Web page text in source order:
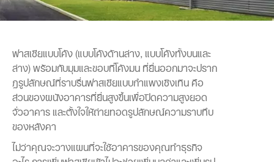
ฟาสเซียแบบโค้ง (แบบโค้งด้านล่าง, แบบโค้งทั้งบนและ
ล่าง) พร้อมกับมุมและขอบที่โค้งมน ที่ยื่นออกมาจะปราก
ฎรูปลักษณ์ที่ราบรื่นฟาสเซียแบบกำแพงเชิงเทิน คือ
ส่วนของผนังอาคารที่ยื่นสูงขึ้นเพื่อปิดความสูงยอด
จั่วอาคาร และตั้งใจให้ถ่ายทอดรูปลักษณ์ความราบทึบ
ของหลังคา
ไม่ว่าคุณจะวางแผนที่จะใช้อาคารของคุณทำธุรกิจ